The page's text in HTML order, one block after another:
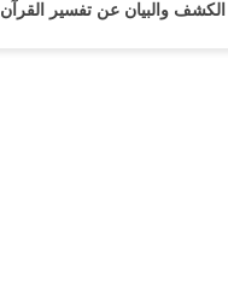
والبيان عن تفسير القرآن